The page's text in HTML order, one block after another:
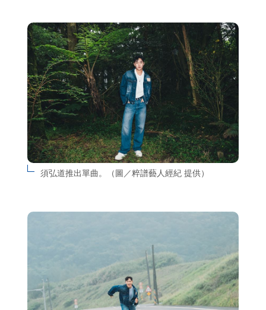
須弘道推出單曲。（圖／粹譜藝人經紀 提供）